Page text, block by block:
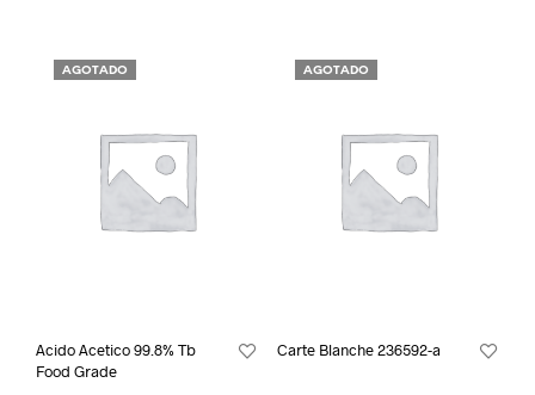
AGOTADO
Acido Acetico 99.8% Tb
Food Grade
AGOTADO
Carte Blanche 236592-a